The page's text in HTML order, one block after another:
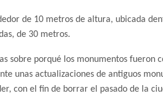
de 10 metros de altura, ubicada
de 30 metros.
sobre porqué los monumentos fueron
unas actualizaciones de antiguos
con el fin de borrar el pasado de la